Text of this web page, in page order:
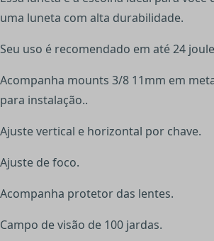
uma luneta com alta durabilidade.
Seu uso é recomendado em até 24
Acompanha mounts 3/8 11mm em
para instalação..
Ajuste vertical e horizontal por chave.
Ajuste de foco.
Acompanha protetor das lentes.
Campo de visão de 100 jardas.